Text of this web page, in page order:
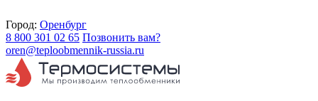
Город: Оренбург
8 800 301 02 65 Позвонить вам?
oren@teploobmennik-russia.ru